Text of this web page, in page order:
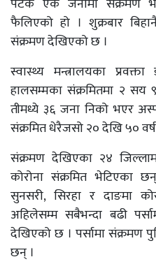
पटक एक जनामा संक्रमण
फैलिएको हो । शुक्रबार
संक्रमण देखिएको छ ।
स्वास्थ्य मन्त्रालयका
हालसम्मका संक्रमितमा २
तीमध्ये ३६ जना निको भएर
संक्रमित धेरैजसो २० देखि ५०
संक्रमण देखिएका २४
कोरोना संक्रमित भेटिएका
सुनसरी, सिरहा र दाङमा
अहिलेसम्म सबैभन्दा बढी
देखिएको छ । पर्सामा संक्रमण
छन् ।